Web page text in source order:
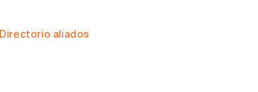
Directorio aliados